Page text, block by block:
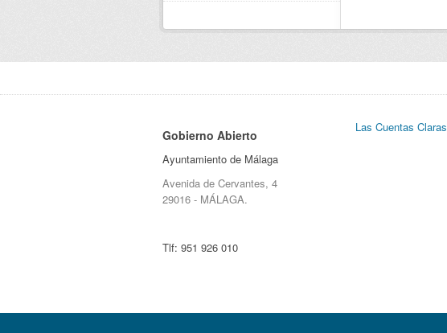
Gobierno Abierto
Ayuntamiento de Málaga
Avenida de Cervantes, 4
29016 - MÁLAGA.
Tlf: 951 926 010
Las Cuentas Claras